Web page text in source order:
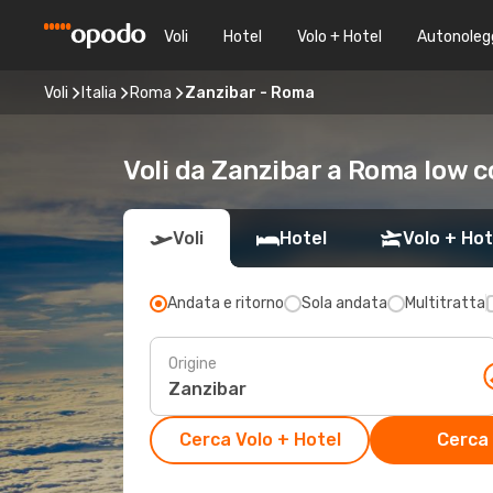
Voli Hotel Volo + Hotel
Voli Italia Roma Zanzibar - Roma
Voli da Zanzibar a Roma low
Voli Hotel Volo +
Andata e ritorno Sola andata Multitratta
Origine
Cerca Volo + Hotel Cerca